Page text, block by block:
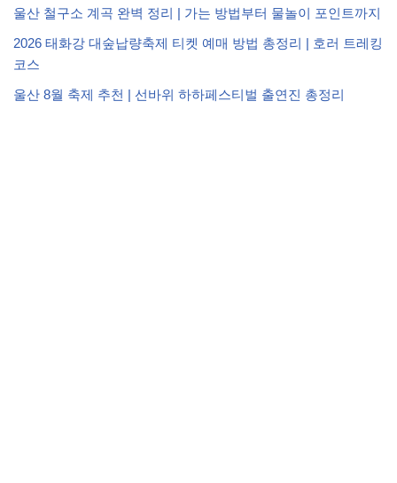
울산 철구소 계곡 완벽 정리 | 가는 방법부터 물놀이 포인트까지
2026 태화강 대숲납량축제 티켓 예매 방법 총정리 | 호러 트레킹
코스
울산 8월 축제 추천 | 선바위 하하페스티벌 출연진 총정리